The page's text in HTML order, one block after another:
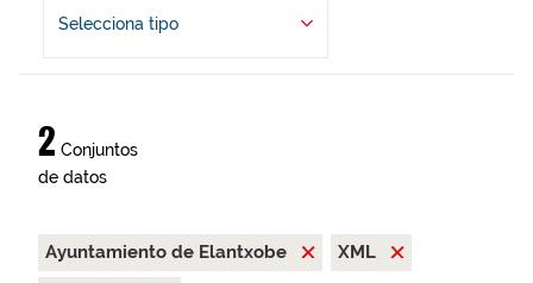
Selecciona tipo
2 Conjuntos
de datos
Ayuntamiento de Elantxobe
XML